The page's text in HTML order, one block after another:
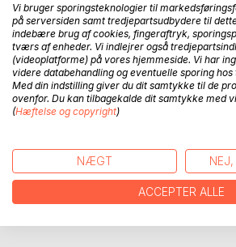
Bevidst udvikling, eller bare et
Er der reelt et valg?
FORFATTER
ANMELDELSER
Vi bruger sporingsteknologier til
på serversiden samt tredjepartsudbydere til
indebære brug af cookies, fingeraftryk,
tværs af enheder. Vi indlejrer også
(videoplatforme) på vores hjemmeside. Vi har
videre databehandling og eventuelle sporing
Med din indstilling giver du dit samtykke til de
ovenfor. Du kan tilbagekalde dit samtykke med
(Hæftelse og copyright)
NÆGT NEJ,
ACCEPTER ALLE